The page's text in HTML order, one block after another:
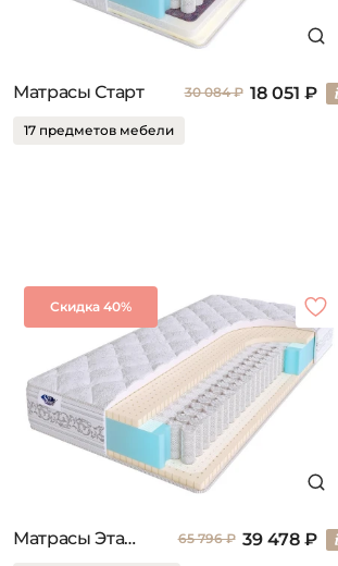
Матрасы Старт 30 084 ₽ 18 051 ₽
17 предметов мебели
Скидка 40%
Матрасы Эталон 65 796 ₽ 39 478 ₽